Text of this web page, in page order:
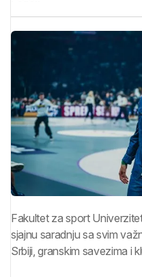
Fakultet za sport
sjajnu saradnju sa svim
Srbiji, granskim savezima i